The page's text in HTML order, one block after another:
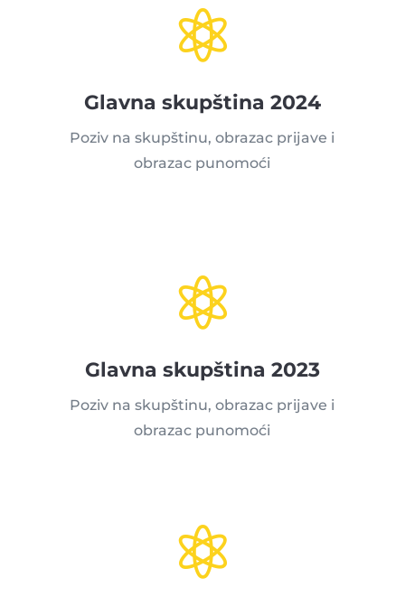

Glavna skupština 2024
Poziv na skupštinu, obrazac prijave i
obrazac punomoći

Glavna skupština 2023
Poziv na skupštinu, obrazac prijave i
obrazac punomoći
